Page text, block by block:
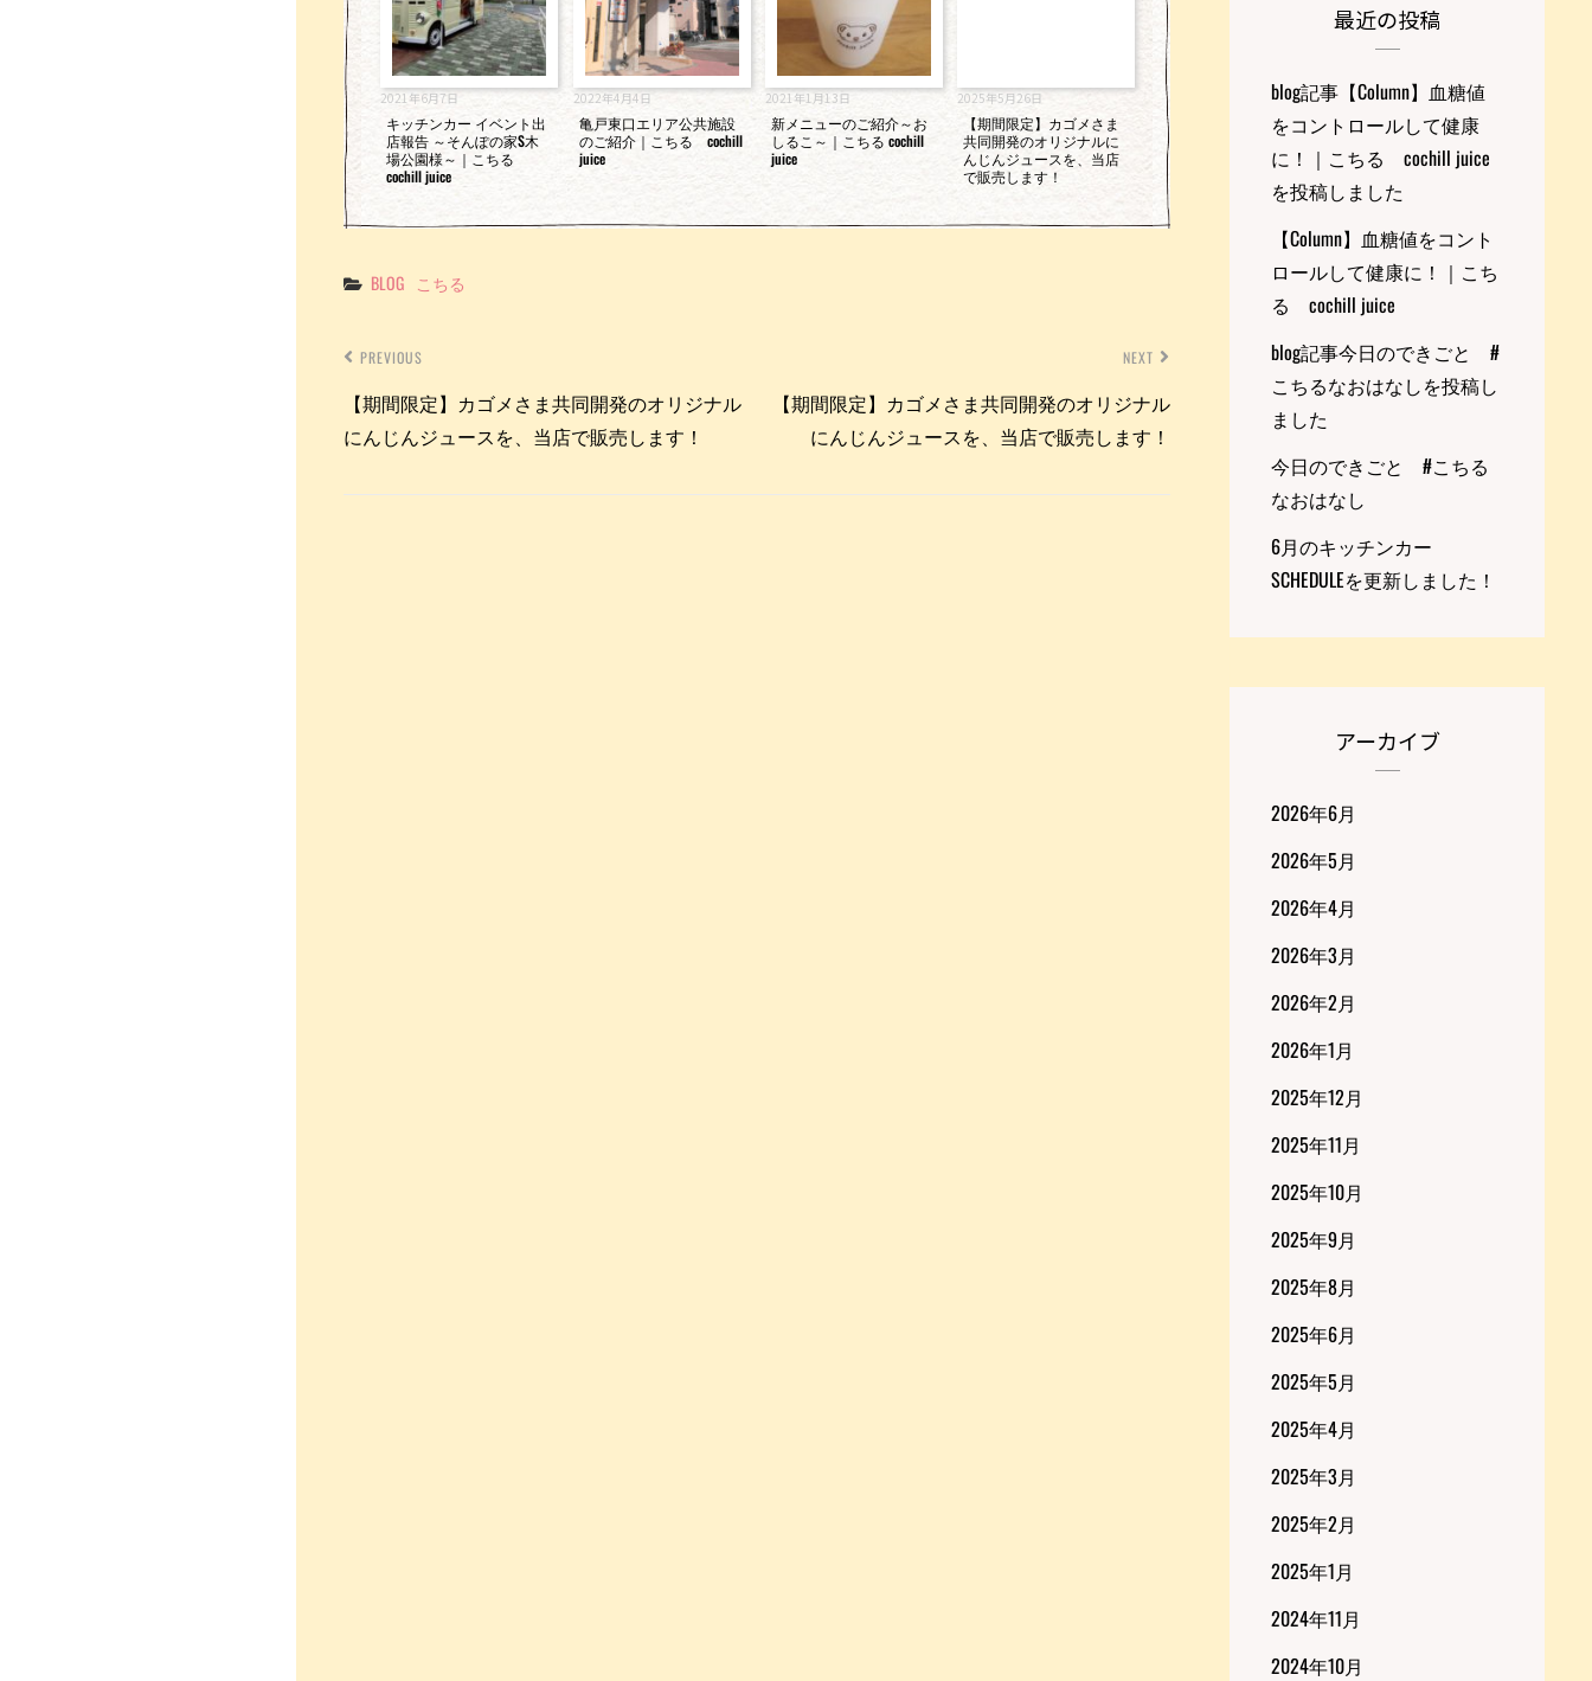
2021年6月7日
キッチンカー イベント出
店報告 ～そんぽの家S木
場公園様～｜こちる
cochill juice
2022年4月4日
亀戸東口エリア公共施設
のご紹介｜こちる cochill
juice
2021年1月13日
新メニューのご紹介～お
しるこ～｜こちる cochill
juice
2025年5月26日
【期間限定】カゴメさま
共同開発のオリジナルに
んじんジュースを、当店
で販売します！
Categories
BLOG こちる
PREVIOUS
【期間限定】カゴメさま共同開発のオリジナル
にんじんジュースを、当店で販売します！
NEXT
【期間限定】カゴメさま共同開発のオリジナル
にんじんジュースを、当店で販売します！
最近の投稿
blog記事【Column】血糖値
をコントロールして健康
に！｜こちる cochill juice
を投稿しました
【Column】血糖値をコント
ロールして健康に！｜こち
る cochill juice
blog記事今日のできごと #
こちるなおはなしを投稿し
ました
今日のできごと #こちる
なおはなし
6月のキッチンカー
SCHEDULEを更新しました！
アーカイブ
2026年6月
2026年5月
2026年4月
2026年3月
2026年2月
2026年1月
2025年12月
2025年11月
2025年10月
2025年9月
2025年8月
2025年6月
2025年5月
2025年4月
2025年3月
2025年2月
2025年1月
2024年11月
2024年10月